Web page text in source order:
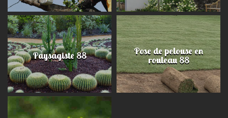
Paysagiste 88 Pose de pelouse en
rouleau 88